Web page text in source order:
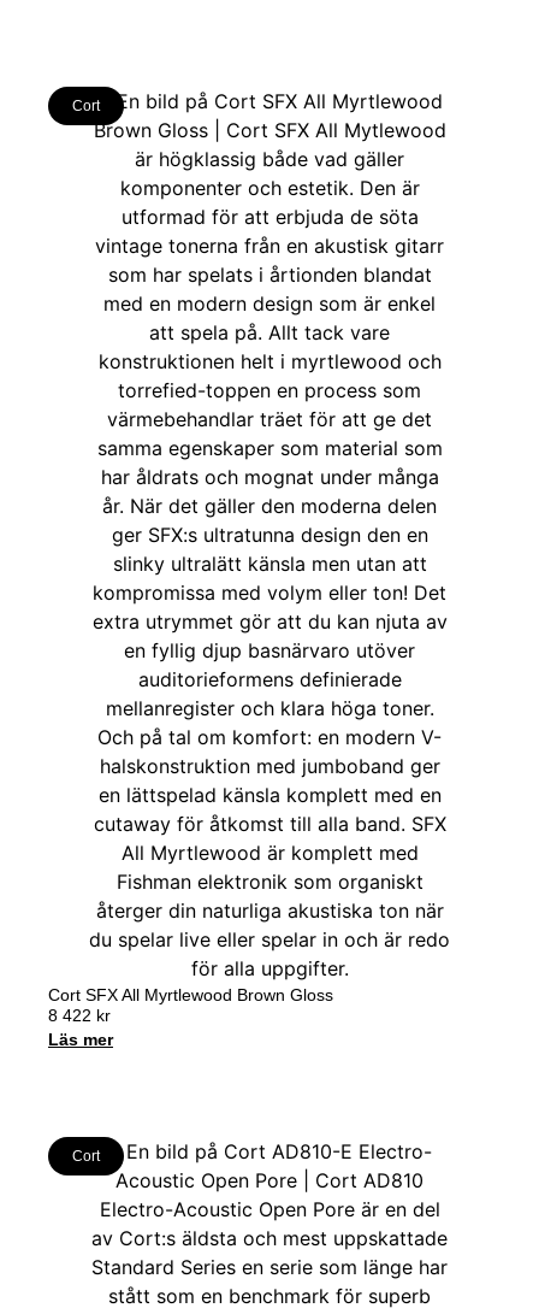
Cort
Cort SFX All Myrtlewood Brown Gloss
8 422 kr
Läs mer
Cort